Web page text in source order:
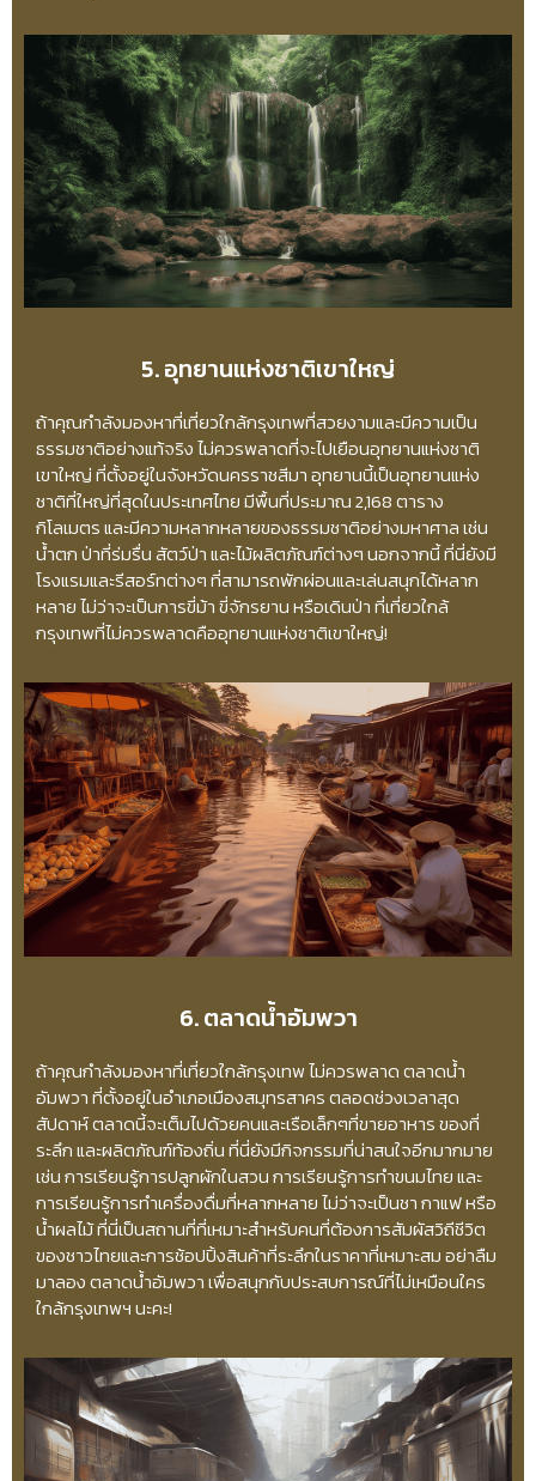
5. อุทยานแห่งชาติเขาใหญ่
ถ้าคุณกำลังมองหาที่เที่ยวใกล้กรุงเทพที่สวยงามและมีความเป็น
ธรรมชาติอย่างแท้จริง ไม่ควรพลาดที่จะไปเยือนอุทยานแห่งชาติ
เขาใหญ่ ที่ตั้งอยู่ในจังหวัดนครราชสีมา อุทยานนี้เป็นอุทยานแห่ง
ชาติที่ใหญ่ที่สุดในประเทศไทย มีพื้นที่ประมาณ 2,168 ตาราง
กิโลเมตร และมีความหลากหลายของธรรมชาติอย่างมหาศาล เช่น
น้ำตก ป่าที่ร่มรื่น สัตว์ป่า และไม้ผลิตภัณฑ์ต่างๆ นอกจากนี้ ที่นี่ยังมี
โรงแรมและรีสอร์ทต่างๆ ที่สามารถพักผ่อนและเล่นสนุกได้หลาก
หลาย ไม่ว่าจะเป็นการขี่ม้า ขี่จักรยาน หรือเดินป่า ที่เที่ยวใกล้
กรุงเทพที่ไม่ควรพลาดคืออุทยานแห่งชาติเขาใหญ่!
6. ตลาดน้ำอัมพวา
ถ้าคุณกำลังมองหาที่เที่ยวใกล้กรุงเทพ ไม่ควรพลาด ตลาดน้ำ
อัมพวา ที่ตั้งอยู่ในอำเภอเมืองสมุทรสาคร ตลอดช่วงเวลาสุด
สัปดาห์ ตลาดนี้จะเต็มไปด้วยคนและเรือเล็กๆที่ขายอาหาร ของที่
ระลึก และผลิตภัณฑ์ท้องถิ่น ที่นี่ยังมีกิจกรรมที่น่าสนใจอีกมากมาย
เช่น การเรียนรู้การปลูกผักในสวน การเรียนรู้การทำขนมไทย และ
การเรียนรู้การทำเครื่องดื่มที่หลากหลาย ไม่ว่าจะเป็นชา กาแฟ หรือ
น้ำผลไม้ ที่นี่เป็นสถานที่ที่เหมาะสำหรับคนที่ต้องการสัมผัสวิถีชีวิต
ของชาวไทยและการช้อปปิ้งสินค้าที่ระลึกในราคาที่เหมาะสม อย่าลืม
มาลอง ตลาดน้ำอัมพวา เพื่อสนุกกับประสบการณ์ที่ไม่เหมือนใคร
ใกล้กรุงเทพฯ นะคะ!